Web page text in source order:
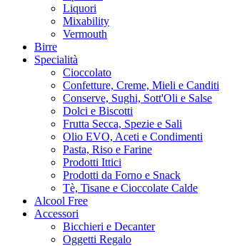
Liquori
Mixability
Vermouth
Birre
Specialità
Cioccolato
Confetture, Creme, Mieli e Canditi
Conserve, Sughi, Sott'Oli e Salse
Dolci e Biscotti
Frutta Secca, Spezie e Sali
Olio EVO, Aceti e Condimenti
Pasta, Riso e Farine
Prodotti Ittici
Prodotti da Forno e Snack
Tè, Tisane e Cioccolate Calde
Alcool Free
Accessori
Bicchieri e Decanter
Oggetti Regalo